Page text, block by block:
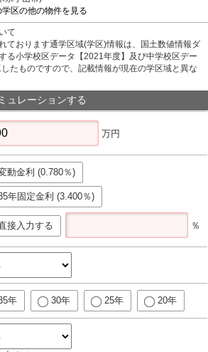
学区の他の物件を見る
て
ております通学区域(学区)情報は、国土数値情報ダ
る小学校区データ【2021年度】及び中学校区デー
たものですので、記載情報が現在の学区域と異な
ュレーションする
万円
動金利 (0.780％)
年固定金利 (3.400％)
接入力する ％
年 30年 25年 20年